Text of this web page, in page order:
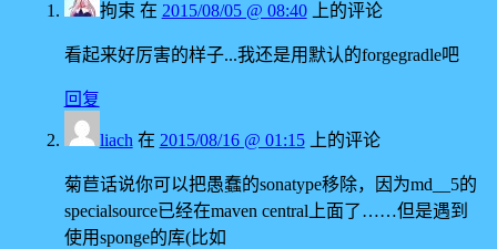
拘束 在 2015/08/05 @ 08:40上的评论
看起来好厉害的样子...我还是用默认的forgegradle吧
回复
liach在 2015/08/16 @ 01:15上的评论
菊苣话说你可以把愚蠢的sonatype移除，因为md__5的
specialsource已经在maven central上面了……但是遇到
使用sponge的库(比如